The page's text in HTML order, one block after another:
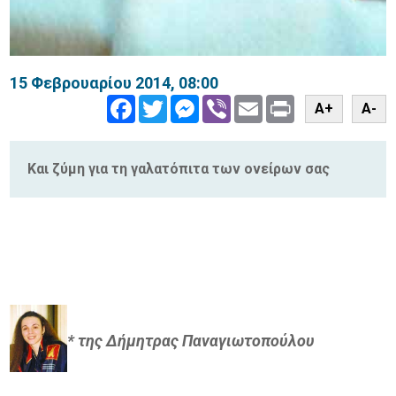
15 Φεβρουαρίου 2014, 08:00
FacebookTwitterMessenger
Viber Email PrintA+ A-
Και ζύμη για τη γαλατόπιτα των ονείρων σας
* της Δήμητρας Παναγιωτοπούλου